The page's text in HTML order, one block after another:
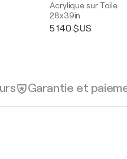
Acrylique sur Toile
28x39in
5 140 $US
Garantie et